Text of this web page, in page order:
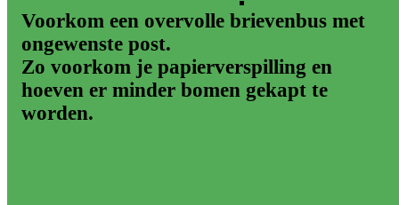
Voorkom een overvolle brievenbus met
ongewenste post.
Zo voorkom je papierverspilling en
hoeven er minder bomen gekapt te
worden.